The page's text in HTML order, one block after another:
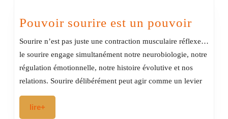
et
mentale
Pouvoir sourire est un pouvoir
est
un
Sourire n’est pas juste une contraction musculaire réflexe…
le sourire engage simultanément notre neurobiologie, notre
régulation émotionnelle, notre histoire évolutive et nos
relations. Sourire délibérément peut agir comme un levier
lire+